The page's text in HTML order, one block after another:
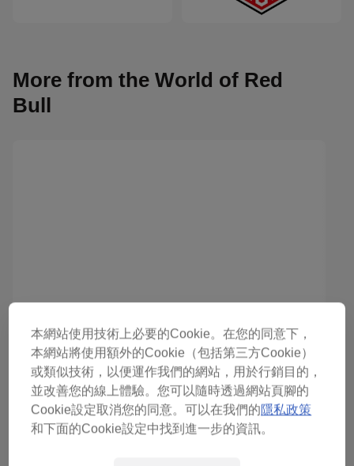
More from the World of Red
Bull
本網站使用技術上必要的Cookie。在您的同意下，
本網站將使用額外的Cookie（包括第三方Cookie）
或類似技術，以便運作我們的網站，用於行銷目的，
並改善您的線上體驗。您可以隨時透過網站頁腳的
Cookie設定取消您的同意。可以在我們的隱私政策
和下面的Cookie設定中找到進一步的資訊。